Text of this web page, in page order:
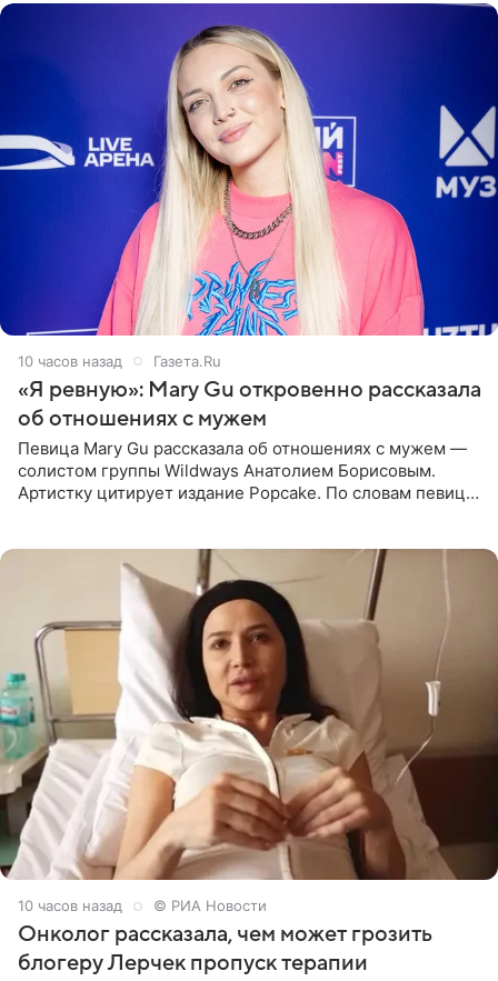
10 часов назад Газета.Ru
«Я ревную»: Mary Gu откровенно рассказала
об отношениях с мужем
Певица Mary Gu рассказала об отношениях с мужем —
солистом группы Wildways Анатолием Борисовым.
Артистку цитирует издание Popcake. По словам певицы,
10 часов назад © РИА Новости
Онколог рассказала, чем может грозить
блогеру Лерчек пропуск терапии